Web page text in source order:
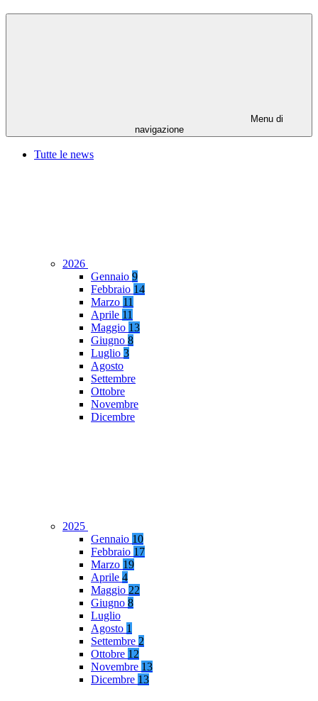
Menu di
navigazione
Tutte le news
2026
Gennaio 9
Febbraio 14
Marzo 11
Aprile 11
Maggio 13
Giugno 8
Luglio 3
Agosto
Settembre
Ottobre
Novembre
Dicembre
2025
Gennaio 10
Febbraio 17
Marzo 19
Aprile 4
Maggio 22
Giugno 8
Luglio
Agosto 1
Settembre 2
Ottobre 12
Novembre 13
Dicembre 13